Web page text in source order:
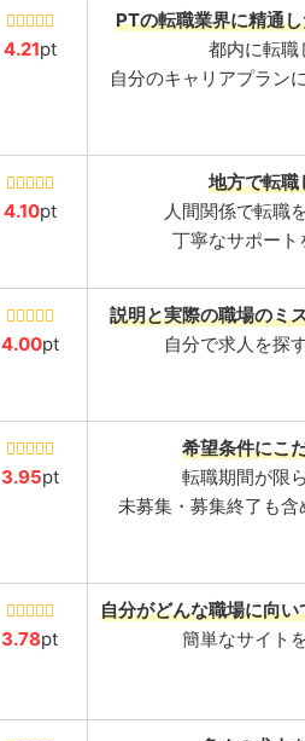
4.21pt
PTの転職業界に精通
都内に転職
自分のキャリアプラン
4.10pt
地方で転職
人間関係で転職
丁寧なサポート
4.00pt
説明と実際の職場のミ
自分で求人を探
3.95pt
希望条件にこ
転職期間が限
未募集・募集終了も
3.78pt
自分がどんな職場に向
簡単なサイト